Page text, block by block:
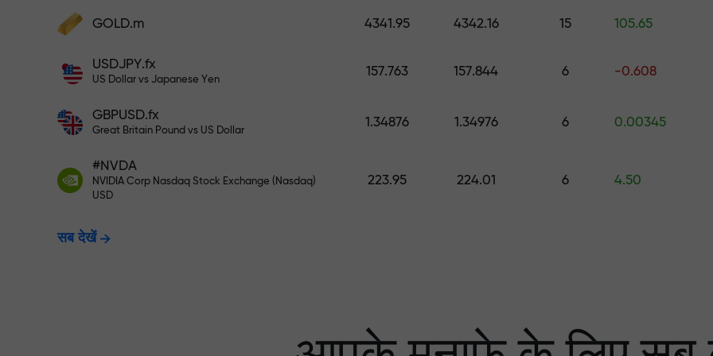
फंड्स डिपॉज़िट करें और अपने डिपॉज़िट से 1,000 गुना
डिपॉज़िट, उतना बड़ा मल्टिप्लायर।
अपने खाते में $333 जमा करें — और $1,500 तक का उपहार चुनें
रिस्क-फ्री ट्रेडिंग — हम आपके लाभ की गारंटी
X1000 तक बोनस — मार्केट में सबसे बड़ा
GOLD.m 4341.95 4342.16 15 105.65
USDJPY.fx
US Dollar vs Japanese Yen
157.763 157.844 6 -0.608
GBPUSD.fx
Great Britain Pound vs US Dollar
1.34876 1.34976 6 0.00345
#NVDA
NVIDIA Corp Nasdaq Stock Exchange (Nasdaq)
USD
223.95 224.01 6 4.50
सब देखें